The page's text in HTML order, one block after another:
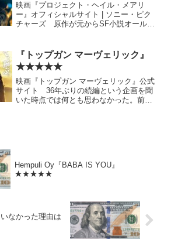
映画『プロジェクト・ヘイル・メアリ
ー』オフィシャルサイト | ソニー・ピク
チャーズ 原作が元からSF小説オールタ
晴らしく良かった。是非おすすめ。 科
学関係の詳細がキ...
『トップガン マーヴェリック』
★★★★★
映画『トップガン マーヴェリック』公式
サイト 36年ぶりの続編という企画を聞
いた時点では何とも思わなかった。前作
Hempuli Oy『BABA IS YOU』
★★★★★
なかった理由は